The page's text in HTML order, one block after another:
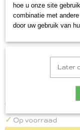
Borrelbox
Borrelbox Streek Een
€ 22,00
✓ Op voorraad
hoe u onze site
combinatie met
door uw gebruik van
Later